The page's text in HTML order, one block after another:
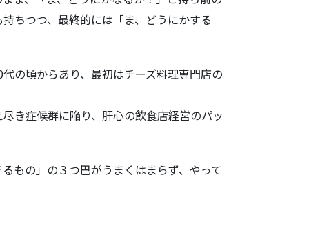
ちつつ、最終的には「ま、どうにかする
の頃からあり、最初はチーズ料理専門店の
き症候群に陥り、肝心の飲食店経営のパッ
もの」の３つ巴がうまくはまらず、やって